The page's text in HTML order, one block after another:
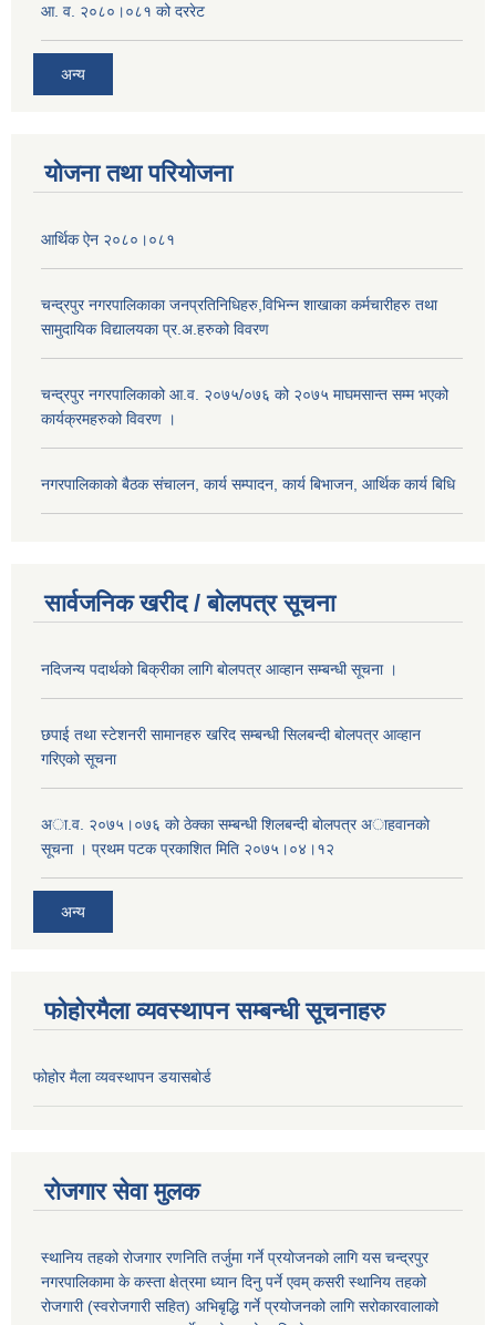
आ. व. २०८०।०८१ को दररेट
अन्य
योजना तथा परियोजना
आर्थिक ऐन २०८०।०८१
चन्द्रपुर नगरपालिकाका जनप्रतिनिधिहरु,विभिन्न शाखाका कर्मचारीहरु तथा
सामुदायिक विद्यालयका प्र.अ.हरुको विवरण
चन्द्रपुर नगरपालिकाको आ.व. २०७५/०७६ को २०७५ माघमसान्त सम्म भएको
कार्यक्रमहरुको विवरण ।
नगरपालिकाको बैठक संचालन, कार्य सम्पादन, कार्य बिभाजन, आर्थिक कार्य बिधि
सार्वजनिक खरीद / बोलपत्र सूचना
नदिजन्य पदार्थको बिक्रीका लागि बोलपत्र आव्हान सम्बन्धी सूचना ।
छपाई तथा स्टेशनरी सामानहरु खरिद सम्बन्धी सिलबन्दी बोलपत्र आव्हान
गरिएको सूचना
अा.व. २०७५।०७६ काे ठेक्का सम्बन्धी शिलबन्दी बाेलपत्र अाहवानकाे
सूचना । प्रथम पटक प्रकाशित मिति २०७५।०४।१२
अन्य
फोहोरमैला व्यवस्थापन सम्बन्धी सूचनाहरु
फोहोर मैला व्यवस्थापन डयासबोर्ड
रोजगार सेवा मुलक
स्थानिय तहको रोजगार रणनिति तर्जुमा गर्ने प्रयोजनको लागि यस चन्द्रपुर
नगरपालिकामा के कस्ता क्षेत्रमा ध्यान दिनु पर्ने एवम् कसरी स्थानिय तहको
रोजगारी (स्वरोजगारी सहित) अभिबृद्धि गर्ने प्रयोजनको लागि सरोकारवालाको